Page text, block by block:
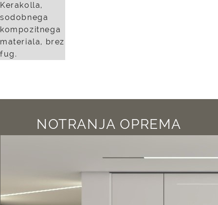
Kerakolla,
sodobnega
kompozitnega
materiala, brez
fug.
NOTRANJA OPREMA